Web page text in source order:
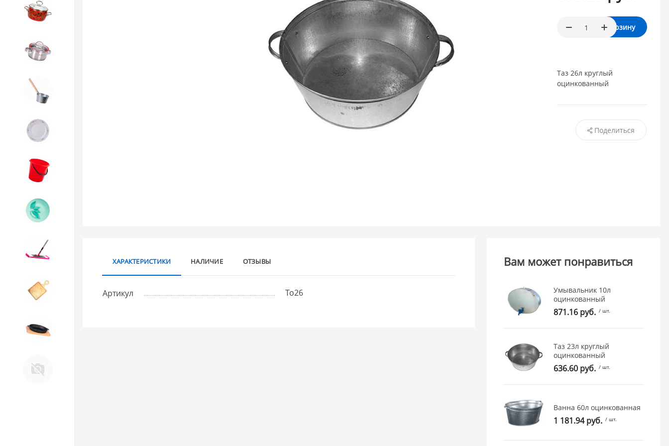
11. Товары для КУХНИ
В корзину
Таз 26л круглый
оцинкованный
Поделиться
ХАРАКТЕРИСТИКИ НАЛИЧИЕ ОТЗЫВЫ
Артикул То26
Вам может понравиться
Умывальник 10л
оцинкованный
871.16 руб. / шт.
Таз 23л круглый
оцинкованный
636.60 руб. / шт.
Ванна 60л оцинкованная
1 181.94 руб. / шт.